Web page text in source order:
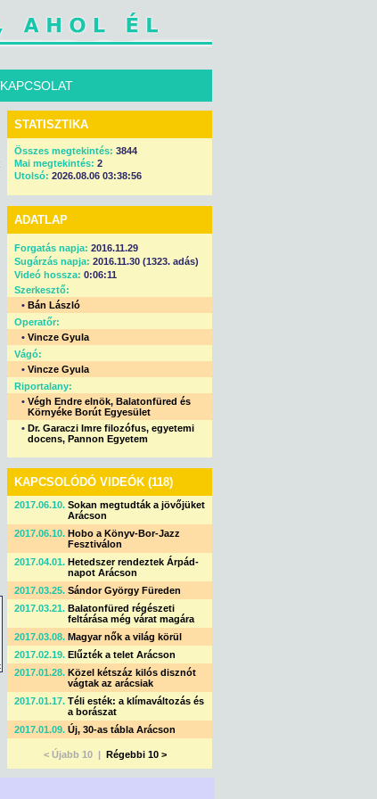
KAPCSOLAT
STATISZTIKA
Összes megtekintés: 3844
Mai megtekintés: 2
Utolsó: 2026.08.06 03:38:56
ADATLAP
Forgatás napja: 2016.11.29
Sugárzás napja: 2016.11.30 (1323. adás)
Videó hossza: 0:06:11
Szerkesztő:
• Bán László
Operatőr:
• Vincze Gyula
Vágó:
• Vincze Gyula
Riportalany:
• Végh Endre elnök, Balatonfüred és
Környéke Borút Egyesület
• Dr. Garaczi Imre filozófus, egyetemi
docens, Pannon Egyetem
KAPCSOLÓDÓ VIDEÓK (118)
2017.06.10. Sokan megtudták a jövőjüket
Arácson
2017.06.10. Hobo a Könyv-Bor-Jazz
Fesztiválon
2017.04.01. Hetedszer rendeztek Árpád-
napot Arácson
2017.03.25. Sándor György Füreden
2017.03.21. Balatonfüred régészeti
feltárása még várat magára
2017.03.08. Magyar nők a világ körül
2017.02.19. Elűzték a telet Arácson
2017.01.28. Közel kétszáz kilós disznót
vágtak az arácsiak
2017.01.17. Téli esték: a klímaváltozás és
a borászat
2017.01.09. Új, 30-as tábla Arácson
< Újabb 10 | Régebbi 10 >